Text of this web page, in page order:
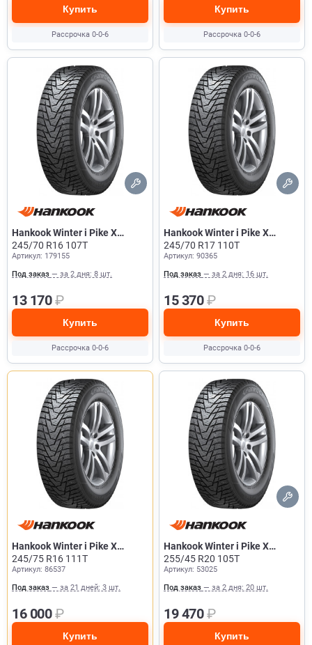
Купить
Рассрочка 0-0-6
Купить
Рассрочка 0-0-6
Hankook Winter i Pike X
W429A
245/70 R16 107T
Артикул: 179155
Под заказ — за 2 дня: 8 шт.
13 170₽
Купить
Рассрочка 0-0-6
Hankook Winter i Pike X
W429A
245/70 R17 110T
Артикул: 90365
Под заказ — за 2 дня: 16 шт.
15 370₽
Купить
Рассрочка 0-0-6
Hankook Winter i Pike X
W429A
245/75 R16 111T
Артикул: 86537
Под заказ — за 21 дней: 3 шт.
16 000₽
Купить
Hankook Winter i Pike X
W429A
255/45 R20 105T
Артикул: 53025
Под заказ — за 2 дня: 20 шт.
19 470₽
Купить